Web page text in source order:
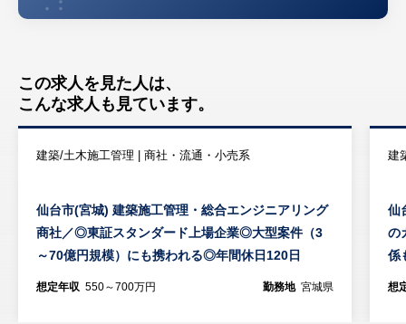
この求人を見た人は、
こんな求人も見ています。
建築/土木施工管理 | 商社・流通・小売系
仙台市(宮城) 建築施工管理・総合エンジニアリング
商社／◎東証スタンダード上場企業◎大型案件（3
～70億円規模）にも携われる◎年間休日120日
想定年収 550～700万円 勤務地 宮城県
建
仙
の
係
想